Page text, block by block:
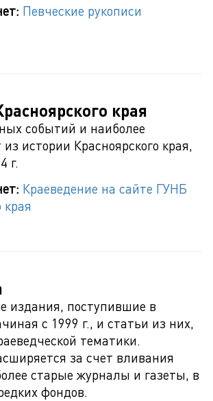
Певческие рукописи
края
событий и наиболее
истории Красноярского края,
г.
Краеведение на сайте ГУНБ
края
издания, поступившие в
с 1999 г., и статьи из них,
тематики.
за счет вливания
старые журналы и газеты, в
фондов.